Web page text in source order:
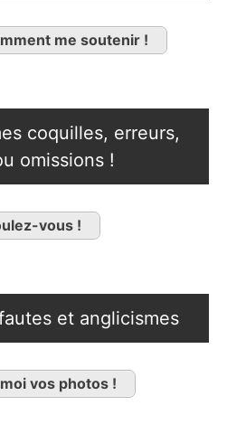
me soutenir !
coquilles, erreurs,
omissions !
vous !
et anglicismes
vos photos !